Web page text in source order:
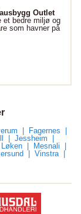
Outlet
et bedre miljø og
som havner på
Fagernes
Jessheim
Løken
Mesnali
Vinstra